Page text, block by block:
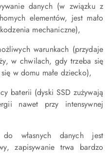
danych (w związku z
elementów, jest mało
mechaniczne),
warunkach (przydaje
w chwilach, gdy trzeba się
w domu małe dziecko),
baterii (dyski SSD zużywają
nawet przy intensywnej
własnych danych jest
zapisywanie trwa bardzo